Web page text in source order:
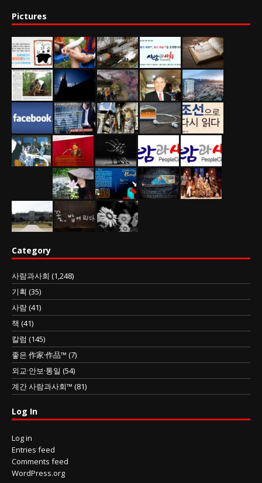
Pictures
Category
사람과사회 (1,248)
기획 (35)
사람(41)
책 (41)
칼럼 (145)
좋은 作家·作品™ (7)
외교·안보·통일 (54)
계간 사람과사회™ (81)
Log In
Log in
Entries feed
Comments feed
WordPress.org